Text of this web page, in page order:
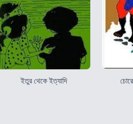
ইতুর থেকে ইত্যাদি